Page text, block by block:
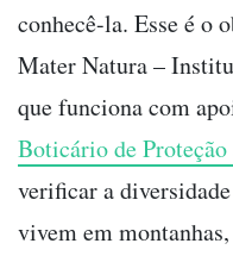
conhecê-la. Esse é o
Mater Natura –
que funciona com
Boticário de Proteção
verificar a
vivem em